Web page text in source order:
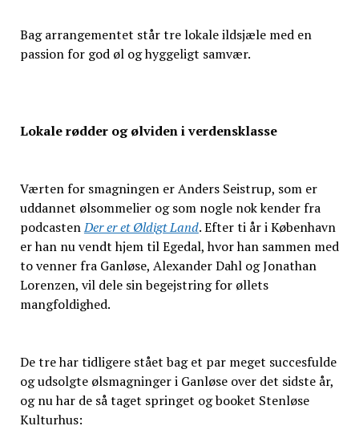
Bag arrangementet står tre lokale ildsjæle med en
passion for god øl og hyggeligt samvær.
Lokale rødder og ølviden i verdensklasse
Værten for smagningen er Anders Seistrup, som er
uddannet ølsommelier og som nogle nok kender fra
podcastenDer er et Øldigt Land. Efter ti år i København
er han nu vendt hjem til Egedal, hvor han sammen med
to venner fra Ganløse, Alexander Dahl og Jonathan
Lorenzen, vil dele sin begejstring for øllets
mangfoldighed.
De tre har tidligere stået bag et par meget succesfulde
og udsolgte ølsmagninger i Ganløse over det sidste år,
og nu har de så taget springet og booket Stenløse
Kulturhus: